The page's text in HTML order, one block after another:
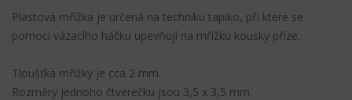
Plastová mřížka je určená na techniku tapiko, při které se
pomocí vázacího háčku upevňují na mřížku kousky příze.
Tloušťka mřížky je cca 2 mm.
Rozměry jednoho čtverečku jsou 3,5 x 3,5 mm.